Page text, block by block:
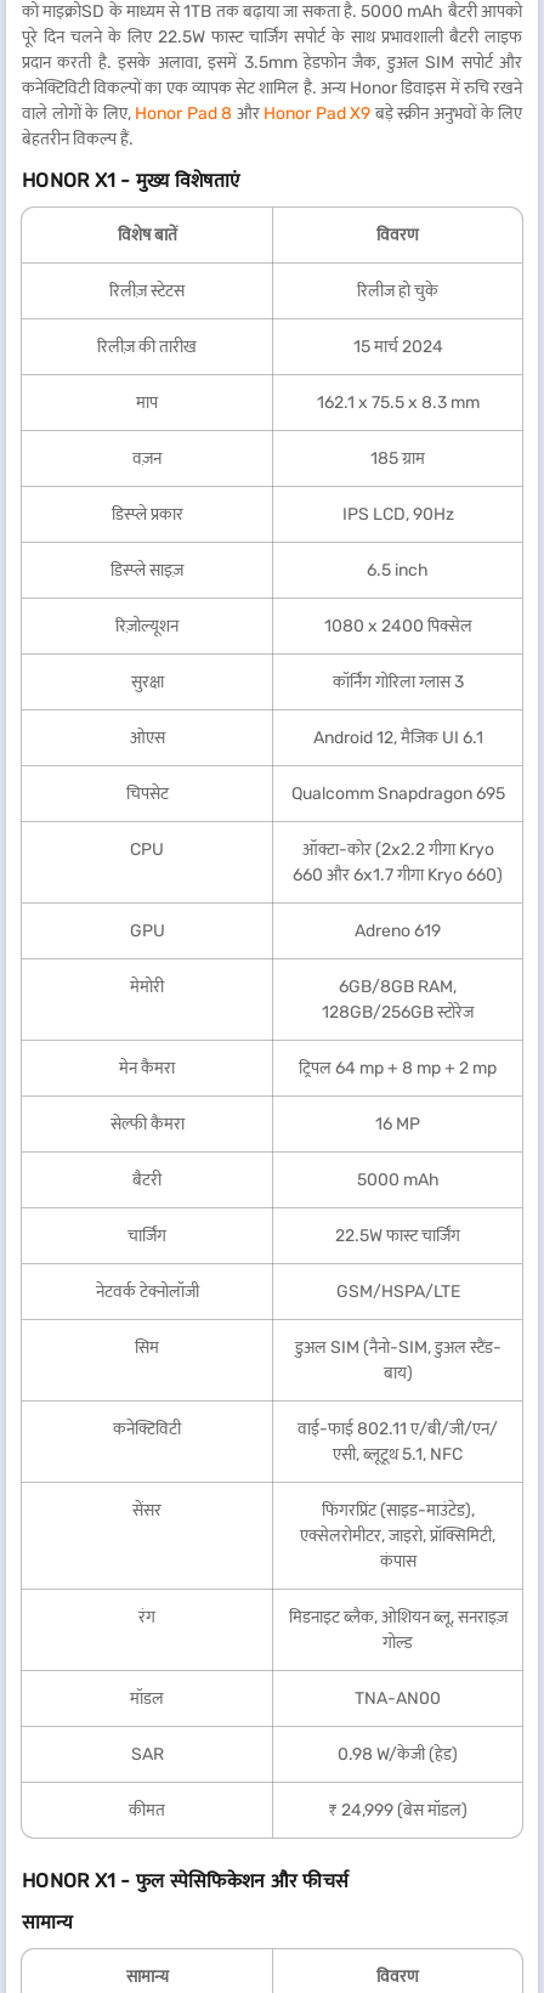
को माइक्रोSD के माध्यम से 1TB तक बढ़ाया जा सकता है. 5000 mAh बैटरी आपको
पूरे दिन चलने के लिए 22.5W फास्ट चार्जिंग सपोर्ट के साथ प्रभावशाली बैटरी लाइफ
प्रदान करती है. इसके अलावा, इसमें 3.5mm हेडफोन जैक, डुअल SIM सपोर्ट और
कनेक्टिविटी विकल्पों का एक व्यापक सेट शामिल है. अन्य Honor डिवाइस में रुचि रखने
वाले लोगों के लिए, Honor Pad 8 और Honor Pad X9 बड़े स्क्रीन अनुभवों के लिए
बेहतरीन विकल्प हैं.
HONOR X1 - मुख्य विशेषताएं
विशेष बातें विवरण
रिलीज़ स्टेटस रिलीज हो चुके
रिलीज़ की तारीख 15 मार्च 2024
माप 162.1 x 75.5 x 8.3 mm
वज़न 185 ग्राम
डिस्प्ले प्रकार IPS LCD, 90Hz
डिस्प्ले साइज़ 6.5 inch
रिज़ोल्यूशन 1080 x 2400 पिक्सेल
सुरक्षा कॉर्निंग गोरिला ग्लास 3
ओएस Android 12, मैजिक UI 6.1
चिपसेट Qualcomm Snapdragon 695
CPU
ऑक्टा-कोर (2x2.2 गीगा Kryo
660 और 6x1.7 गीगा Kryo 660)
GPU Adreno 619
मेमोरी
6GB/8GB RAM,
128GB/256GB स्टोरेज
मेन कैमरा ट्रिपल 64 mp + 8 mp + 2 mp
सेल्फी कैमरा 16 MP
बैटरी 5000 mAh
चार्जिंग 22.5W फास्ट चार्जिंग
नेटवर्क टेक्नोलॉजी GSM/HSPA/LTE
सिम
डुअल SIM (नैनो-SIM, डुअल स्टैंड-
बाय)
कनेक्टिविटी
वाई-फाई 802.11 ए/बी/जी/एन/
एसी, ब्लूटूथ 5.1, NFC
सेंसर
फिंगरप्रिंट (साइड-माउंटेड),
एक्सेलरोमीटर, जाइरो, प्रॉक्सिमिटी,
कंपास
रंग
मिडनाइट ब्लैक, ओशियन ब्लू, सनराइज़
गोल्ड
मॉडल TNA-AN00
SAR 0.98 W/केजी (हेड)
कीमत ₹ 24,999 (बेस मॉडल)
HONOR X1 - फुल स्पेसिफिकेशन और फीचर्स
सामान्य
सामान्य विवरण